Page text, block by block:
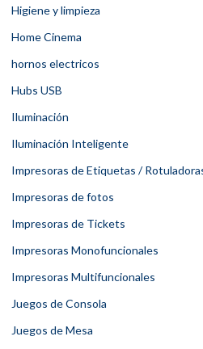
Higiene y limpieza
Home Cinema
hornos electricos
Hubs USB
Iluminación
Iluminación Inteligente
Impresoras de Etiquetas /
Impresoras de fotos
Impresoras de Tickets
Impresoras Monofuncionales
Impresoras Multifuncionales
Juegos de Consola
Juegos de Mesa